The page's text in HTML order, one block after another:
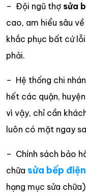
– Đội ngũ thợ sửa
cao, am hiểu sâu
khắc phục bất cứ
phải.
– Hệ thống chi
hết các quận,
vì vậy, chỉ cần
luôn có mặt ngay
– Chính sách bảo
chữa sửa bếp
hạng mục sửa